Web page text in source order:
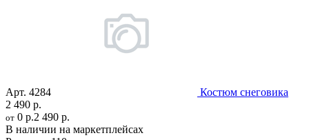
Арт. 4284
Костюм снеговика
2 490 р.
от 0 р.2 490 р.
В наличии на маркетплейсах